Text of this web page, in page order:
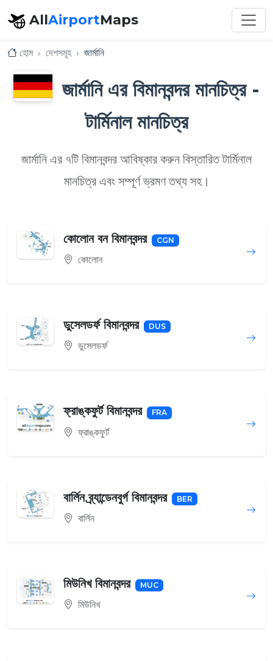
AllAirportMaps
হোম দেশসমূহ জার্মানি
জার্মানি এর বিমানবন্দর মানচিত্র -
টার্মিনাল মানচিত্র
জার্মানি এর ৭টি বিমানবন্দর আবিষ্কার করুন বিস্তারিত টার্মিনাল
মানচিত্র এবং সম্পূর্ণ ভ্রমণ তথ্য সহ।
কোলোন বন বিমানবন্দর CGN
কোলোন
ডুসেলডর্ফ বিমানবন্দর DUS
ডুসেলডর্ফ
ফ্রাঙ্কফুর্ট বিমানবন্দর FRA
ফ্রাঙ্কফুর্ট
বার্লিন ব্র্যান্ডেনবুর্গ বিমানবন্দর BER
বার্লিন
মিউনিখ বিমানবন্দর MUC
মিউনিখ